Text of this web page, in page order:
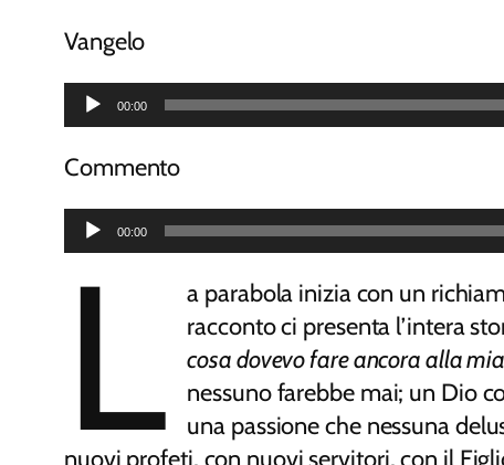
Vangelo
Audio
Player
00:00
Commento
Audio
Player
00:00
L
a parabola inizia con un
racconto ci presenta l’intera
cosa dovevo fare ancora alla
nessuno farebbe mai; un Dio
una passione che nessuna